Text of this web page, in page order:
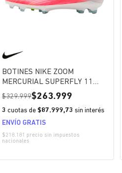
BOTINES NIKE ZOOM
MERCURIAL SUPERFLY 11
PRO FG UNISEX
329.999 263.999
3 cuotas de $87.999,73 sin interés
ENVÍO GRATIS
$218.181 precio sin impuestos
nacionales